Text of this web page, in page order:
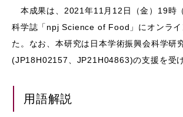
本成果は、2021年11月12日（金）19時
科学誌「npj Science of Food」にオンライ
た。なお、本研究は日本学術振興会科学研
(JP18H02157、JP21H04863)の支援を受け
用語解説